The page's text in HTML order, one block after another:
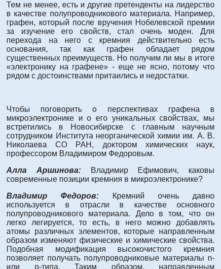
Тем не менее, есть и другие претенденты на лидерство
в качестве полупроводникового материала. Например,
графен, который после вручения Нобелевской премии
за изучение его свойств, стал очень моден. Для
перехода на него с кремния действительно есть
основания, так как графен обладает рядом
существенных преимуществ. Но получим ли мы в итоге
«электронику на графене» - еще не ясно, потому что
рядом с достоинствами притаились и недостатки.
Чтобы поговорить о перспективах графена в
микроэлектронике и о его уникальных свойствах, мы
встретились в Новосибирске с главным научным
сотрудником Института неорганической химии им. А. В.
Николаева СО РАН, доктором химических наук,
профессором Владимиром Федоровым.
Алла Аршинова:Владимир Ефимович, каковы
современные позиции кремния в микроэлектронике?
Владимир Федоров: Кремний очень давно
используется в отрасли в качестве основного
полупроводникового материала. Дело в том, что он
легко легируется, то есть, в него можно добавлять
атомы различных элементов, которые направленным
образом изменяют физические и химические свойства.
Подобная модификация высокочистого кремния
позволяет получать полупроводниковые материалы n-
или р-типа. Таким образом, направленным